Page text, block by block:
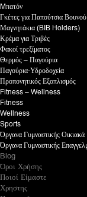
Mπατόν
Γκέτες για Παπούτσια Βουνού
Μαγνητάκια (BIB Holders)
Κρέμα για Τριβές
Φακοί τρεξίματος
Θερμός – Παγούρια
Παγούρια-Υδροδοχεία
Προπονητικός Εξοπλισμός
Fitness – Wellness
Fitness
Wellness
Sports
Όργανα Γυμναστικής Οικιακά
Όργανα Γυμναστικής
Blog
Όροι Χρήσης
Ποιοί Είμαστε
Χρηστης